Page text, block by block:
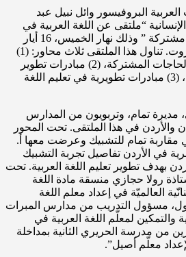
البروفيسور وائل نبيل عبد
“ملتقى عن اللغة العربية في
مدارسنا: نحو رؤية نهضوية مشتركة ” وذلك نهار الخميس، 16 أيار
2024 في حرم الجامعة ببيروت. تناول هذا الملتقى ثلاث محاور: (1)
الشراكة المهنية بناء على الحاجات المشتركة، (2) مبادرات تطوير
معلم اللغة العربية ورعايته، (3) مبادرات تطويرية في تعليم اللغة
تمام، وتربويون من المدارس
والأردن في هذا الملتقى. تحت المحور
مقاربة تمام للتشبيك وعرضت معها أ.
في الأردن تفاصيل تجربة التشبيك
بهدف تطوير تعليم اللغة العربية. تحت
رولا حجازي منسقة مادة اللغة
العالميّة في إعداد معلم اللغة
مسؤول التدريب من مدارس المبرات
لمعلّم اللغة العربية في
من مدرسة الحريري الثانية بمداخلة
معلّم أصيل”.